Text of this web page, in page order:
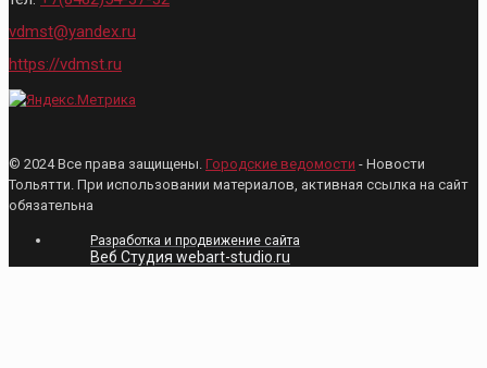
vdmst@yandex.ru
https://vdmst.ru
© 2024 Все права защищены. Городские ведомости - Новости
Тольятти. При использовании материалов, активная ссылка на сайт
обязательна
Разработка и продвижение сайта
Веб Студия webart-studio.ru